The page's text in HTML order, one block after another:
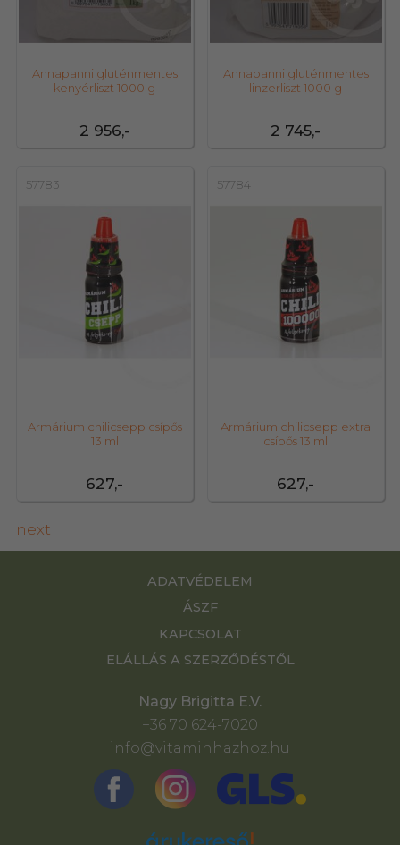
2 956,-
Annapanni gluténmentes
kenyérliszt 1000 g
2 745,-
Annapanni gluténmentes
linzerliszt 1000 g
57783
627,-
Armárium chilicsepp csípős
13 ml
57784
627,-
Armárium chilicsepp extra
csípős 13 ml
next
ADATVÉDELEM
ÁSZF
KAPCSOLAT
ELÁLLÁS A SZERZŐDÉSTŐL
Nagy Brigitta E.V.
+36 70 624-7020
info@vitaminhazhoz.hu